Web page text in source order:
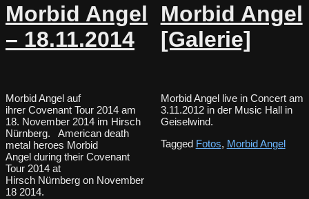
Morbid Angel
– 18.11.2014
Morbid Angel auf
ihrer Covenant Tour 2014 am
18. November 2014 im Hirsch
Nürnberg. American death
metal heroes Morbid
Angel during their Covenant
Tour 2014 at
Hirsch Nürnberg on November
18 2014.
Morbid Angel
[Galerie]
Morbid Angel live in Concert am
3.11.2012 in der Music Hall in
Geiselwind.
Tagged Fotos, Morbid Angel